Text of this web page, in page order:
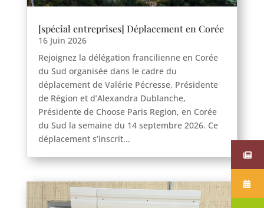
[spécial entreprises] Déplacement en Corée
16 Juin 2026
Rejoignez la délégation francilienne en Corée
du Sud organisée dans le cadre du
déplacement de Valérie Pécresse, Présidente
de Région et d’Alexandra Dublanche,
Présidente de Choose Paris Region, en Corée
du Sud la semaine du 14 septembre 2026. Ce
déplacement s’inscrit...